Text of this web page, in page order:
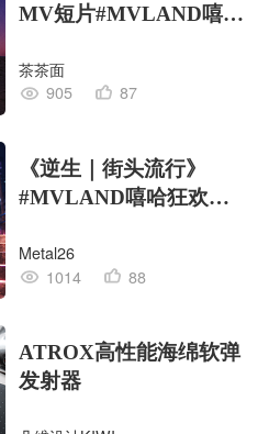
MV短片#MVLAND嘻哈
茶茶面
905
87
《逆生｜街头流行》
#MVLAND嘻哈狂欢派
Metal26
1014
88
ATROX高性能海绵软弹
发射器